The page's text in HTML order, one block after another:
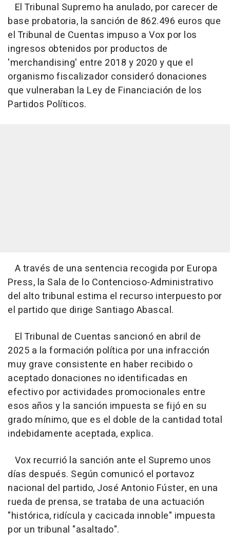
El Tribunal Supremo ha anulado, por carecer de
base probatoria, la sanción de 862.496 euros que
el Tribunal de Cuentas impuso a Vox por los
ingresos obtenidos por productos de
'merchandising' entre 2018 y 2020 y que el
organismo fiscalizador consideró donaciones
que vulneraban la Ley de Financiación de los
Partidos Políticos.
A través de una sentencia recogida por Europa
Press, la Sala de lo Contencioso-Administrativo
del alto tribunal estima el recurso interpuesto por
el partido que dirige Santiago Abascal.
El Tribunal de Cuentas sancionó en abril de
2025 a la formación política por una infracción
muy grave consistente en haber recibido o
aceptado donaciones no identificadas en
efectivo por actividades promocionales entre
esos años y la sanción impuesta se fijó en su
grado mínimo, que es el doble de la cantidad total
indebidamente aceptada, explica.
Vox recurrió la sanción ante el Supremo unos
días después. Según comunicó el portavoz
nacional del partido, José Antonio Fúster, en una
rueda de prensa, se trataba de una actuación
"histórica, ridícula y cacicada innoble" impuesta
por un tribunal "asaltado".